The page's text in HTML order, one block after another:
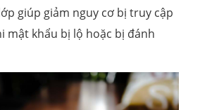
giúp giảm nguy cơ bị truy cập
mật khẩu bị lộ hoặc bị đánh